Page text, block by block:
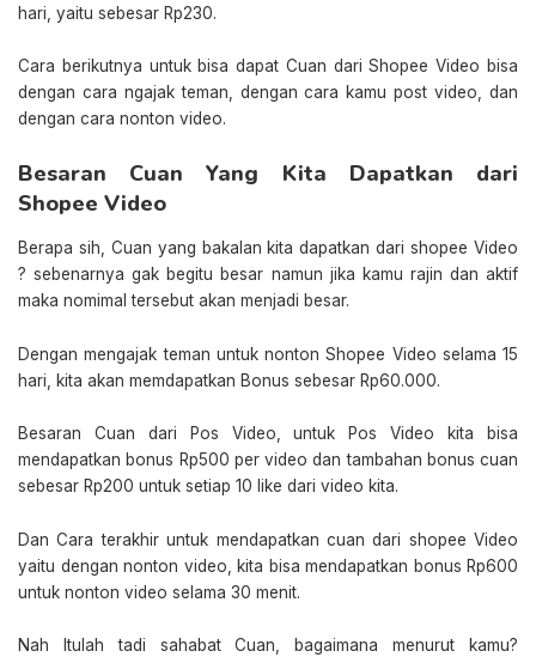
hari, yaitu sebesar Rp230.
Cara berikutnya untuk bisa dapat Cuan dari Shopee Video bisa
dengan cara ngajak teman, dengan cara kamu post video, dan
dengan cara nonton video.
Besaran Cuan Yang Kita Dapatkan dari
Shopee Video
Berapa sih, Cuan yang bakalan kita dapatkan dari shopee Video
? sebenarnya gak begitu besar namun jika kamu rajin dan aktif
maka nomimal tersebut akan menjadi besar.
Dengan mengajak teman untuk nonton Shopee Video selama 15
hari, kita akan memdapatkan Bonus sebesar Rp60.000.
Besaran Cuan dari Pos Video, untuk Pos Video kita bisa
mendapatkan bonus Rp500 per video dan tambahan bonus cuan
sebesar Rp200 untuk setiap 10 like dari video kita.
Dan Cara terakhir untuk mendapatkan cuan dari shopee Video
yaitu dengan nonton video, kita bisa mendapatkan bonus Rp600
untuk nonton video selama 30 menit.
Nah Itulah tadi sahabat Cuan, bagaimana menurut kamu?